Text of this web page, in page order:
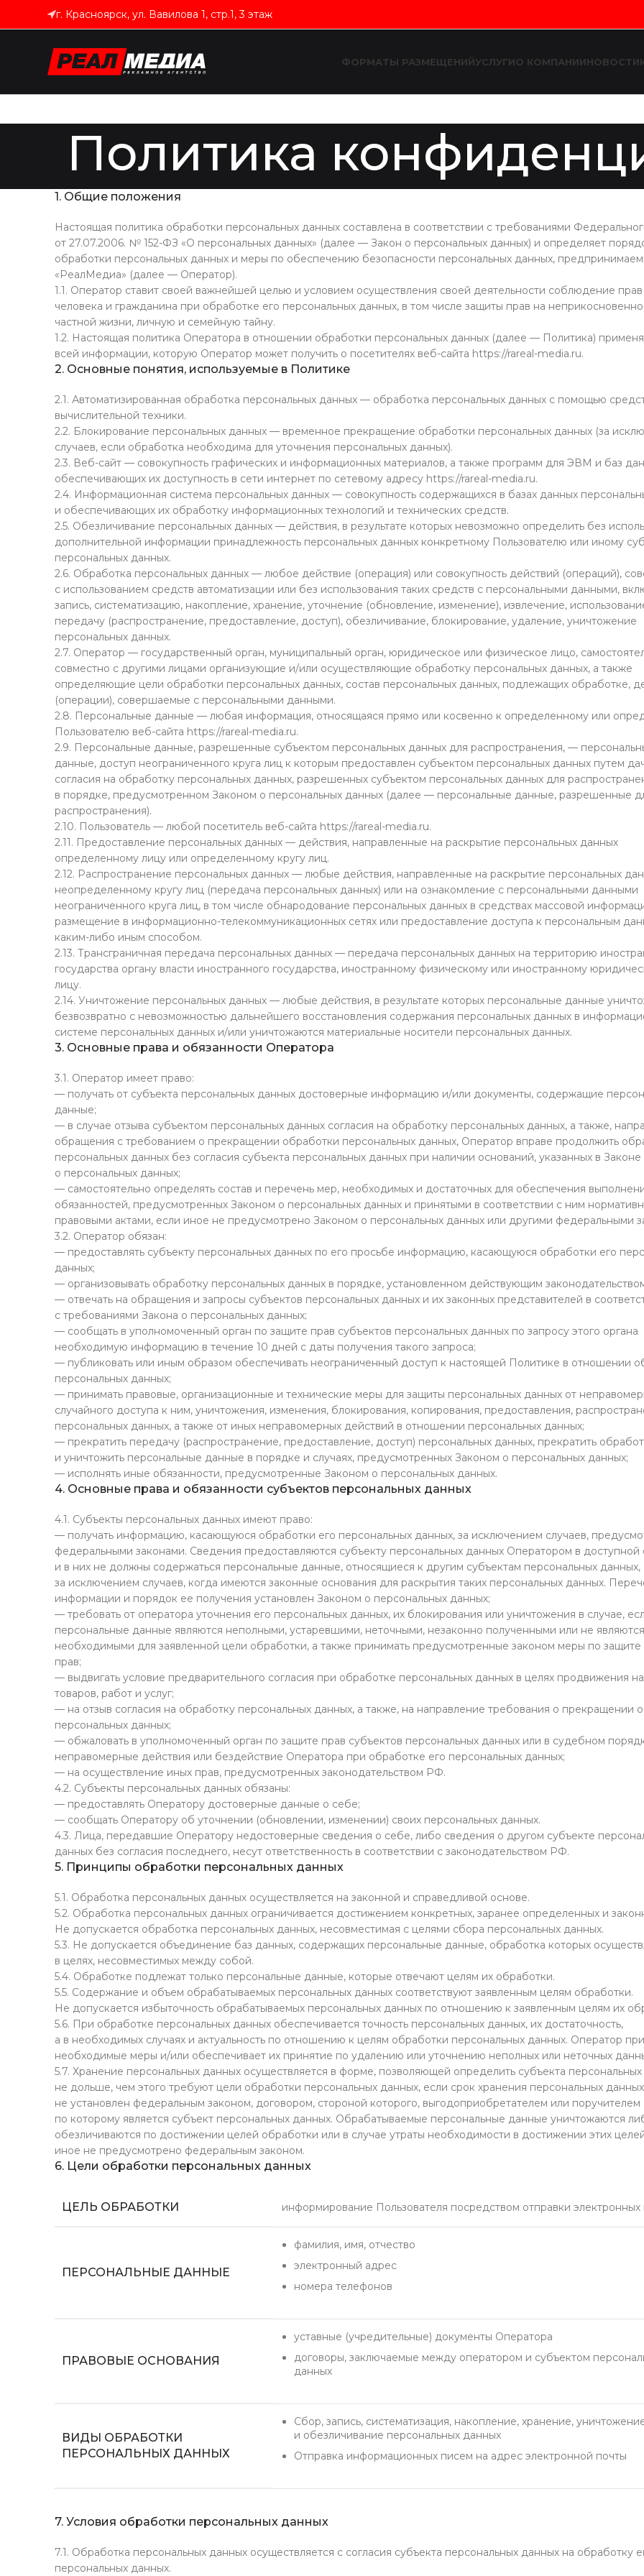
г. Красноярск, ул. Вавилова 1, стр.1, 3 этаж
ФОРМАТЫ РАЗМЕЩЕНИЙ
Красной Армии 109, в
Стоимость размещения
Стоимость размещения
Стоимость размещения
Матросова, 11
Стоимость размещения
УСЛУГИО КОМПАНИИНОВОСТИ
Политика
1. Общие положения
Настоящая политика обработки персональных данных составлена в соответствии с требованиями
от 27.07.2006. № 152-ФЗ «О персональных данных» (далее — Закон о персональных данных) и определяет
обработки персональных данных и меры по обеспечению безопасности персональных данных,
«РеалМедиа» (далее — Оператор).
1.1. Оператор ставит своей важнейшей целью и условием осуществления своей деятельности соблюдение
человека и гражданина при обработке его персональных данных, в том числе защиты прав на
частной жизни, личную и семейную тайну.
1.2. Настоящая политика Оператора в отношении обработки персональных данных (далее — Политика)
всей информации, которую Оператор может получить о посетителях веб-сайта https://rareal-media.ru.
2. Основные понятия, используемые в Политике
2.1. Автоматизированная обработка персональных данных — обработка персональных данных с помощью
вычислительной техники.
2.2. Блокирование персональных данных — временное прекращение обработки персональных данных (за
случаев, если обработка необходима для уточнения персональных данных).
2.3. Веб-сайт — совокупность графических и информационных материалов, а также программ для ЭВМ и баз
обеспечивающих их доступность в сети интернет по сетевому адресу https://rareal-media.ru.
2.4. Информационная система персональных данных — совокупность содержащихся в базах данных
и обеспечивающих их обработку информационных технологий и технических средств.
2.5. Обезличивание персональных данных — действия, в результате которых невозможно определить без
дополнительной информации принадлежность персональных данных конкретному Пользователю или иному
персональных данных.
2.6. Обработка персональных данных — любое действие (операция) или совокупность действий (операций),
с использованием средств автоматизации или без использования таких средств с персональными данными,
запись, систематизацию, накопление, хранение, уточнение (обновление, изменение), извлечение,
передачу (распространение, предоставление, доступ), обезличивание, блокирование, удаление, уничтожение
персональных данных.
2.7. Оператор — государственный орган, муниципальный орган, юридическое или физическое лицо,
совместно с другими лицами организующие и/или осуществляющие обработку персональных данных, а также
определяющие цели обработки персональных данных, состав персональных данных, подлежащих обработке,
(операции), совершаемые с персональными данными.
2.8. Персональные данные — любая информация, относящаяся прямо или косвенно к определенному или
Пользователю веб-сайта https://rareal-media.ru.
2.9. Персональные данные, разрешенные субъектом персональных данных для распространения, —
данные, доступ неограниченного круга лиц к которым предоставлен субъектом персональных данных путем
согласия на обработку персональных данных, разрешенных субъектом персональных данных для
в порядке, предусмотренном Законом о персональных данных (далее — персональные данные, разрешенные
распространения).
2.10. Пользователь — любой посетитель веб-сайта https://rareal-media.ru.
2.11. Предоставление персональных данных — действия, направленные на раскрытие персональных данных
определенному лицу или определенному кругу лиц.
2.12. Распространение персональных данных — любые действия, направленные на раскрытие персональных
неопределенному кругу лиц (передача персональных данных) или на ознакомление с персональными данными
неограниченного круга лиц, в том числе обнародование персональных данных в средствах массовой
размещение в информационно-телекоммуникационных сетях или предоставление доступа к персональным
каким-либо иным способом.
2.13. Трансграничная передача персональных данных — передача персональных данных на территорию
государства органу власти иностранного государства, иностранному физическому или иностранному
лицу.
2.14. Уничтожение персональных данных — любые действия, в результате которых персональные данные
безвозвратно с невозможностью дальнейшего восстановления содержания персональных данных в
системе персональных данных и/или уничтожаются материальные носители персональных данных.
3. Основные права и обязанности Оператора
3.1. Оператор имеет право:
— получать от субъекта персональных данных достоверные информацию и/или документы, содержащие
данные;
— в случае отзыва субъектом персональных данных согласия на обработку персональных данных, а также,
обращения с требованием о прекращении обработки персональных данных, Оператор вправе продолжить
персональных данных без согласия субъекта персональных данных при наличии оснований, указанных в Законе
о персональных данных;
— самостоятельно определять состав и перечень мер, необходимых и достаточных для обеспечения
обязанностей, предусмотренных Законом о персональных данных и принятыми в соответствии с ним
правовыми актами, если иное не предусмотрено Законом о персональных данных или другими федеральными
3.2. Оператор обязан:
— предоставлять субъекту персональных данных по его просьбе информацию, касающуюся обработки его
данных;
— организовывать обработку персональных данных в порядке, установленном действующим
— отвечать на обращения и запросы субъектов персональных данных и их законных представителей в
с требованиями Закона о персональных данных;
— сообщать в уполномоченный орган по защите прав субъектов персональных данных по запросу этого органа
необходимую информацию в течение 10 дней с даты получения такого запроса;
— публиковать или иным образом обеспечивать неограниченный доступ к настоящей Политике в отношении
персональных данных;
— принимать правовые, организационные и технические меры для защиты персональных данных от
случайного доступа к ним, уничтожения, изменения, блокирования, копирования, предоставления,
персональных данных, а также от иных неправомерных действий в отношении персональных данных;
— прекратить передачу (распространение, предоставление, доступ) персональных данных, прекратить
и уничтожить персональные данные в порядке и случаях, предусмотренных Законом о персональных данных;
— исполнять иные обязанности, предусмотренные Законом о персональных данных.
4. Основные права и обязанности субъектов персональных данных
4.1. Субъекты персональных данных имеют право:
— получать информацию, касающуюся обработки его персональных данных, за исключением случаев,
федеральными законами. Сведения предоставляются субъекту персональных данных Оператором в
и в них не должны содержаться персональные данные, относящиеся к другим субъектам персональных данных,
за исключением случаев, когда имеются законные основания для раскрытия таких персональных данных.
информации и порядок ее получения установлен Законом о персональных данных;
— требовать от оператора уточнения его персональных данных, их блокирования или уничтожения в случае,
персональные данные являются неполными, устаревшими, неточными, незаконно полученными или не являются
необходимыми для заявленной цели обработки, а также принимать предусмотренные законом меры по защите
прав;
— выдвигать условие предварительного согласия при обработке персональных данных в целях продвижения
товаров, работ и услуг;
— на отзыв согласия на обработку персональных данных, а также, на направление требования о прекращении
персональных данных;
— обжаловать в уполномоченный орган по защите прав субъектов персональных данных или в судебном
неправомерные действия или бездействие Оператора при обработке его персональных данных;
— на осуществление иных прав, предусмотренных законодательством РФ.
4.2. Субъекты персональных данных обязаны:
— предоставлять Оператору достоверные данные о себе;
— сообщать Оператору об уточнении (обновлении, изменении) своих персональных данных.
4.3. Лица, передавшие Оператору недостоверные сведения о себе, либо сведения о другом субъекте
данных без согласия последнего, несут ответственность в соответствии с законодательством РФ.
5. Принципы обработки персональных данных
5.1. Обработка персональных данных осуществляется на законной и справедливой основе.
5.2. Обработка персональных данных ограничивается достижением конкретных, заранее определенных и
Не допускается обработка персональных данных, несовместимая с целями сбора персональных данных.
5.3. Не допускается объединение баз данных, содержащих персональные данные, обработка которых
в целях, несовместимых между собой.
5.4. Обработке подлежат только персональные данные, которые отвечают целям их обработки.
5.5. Содержание и объем обрабатываемых персональных данных соответствуют заявленным целям обработки.
Не допускается избыточность обрабатываемых персональных данных по отношению к заявленным целям их
5.6. При обработке персональных данных обеспечивается точность персональных данных, их достаточность,
а в необходимых случаях и актуальность по отношению к целям обработки персональных данных. Оператор
необходимые меры и/или обеспечивает их принятие по удалению или уточнению неполных или неточных
5.7. Хранение персональных данных осуществляется в форме, позволяющей определить субъекта
не дольше, чем этого требуют цели обработки персональных данных, если срок хранения персональных данных
не установлен федеральным законом, договором, стороной которого, выгодоприобретателем или поручителем
по которому является субъект персональных данных. Обрабатываемые персональные данные уничтожаются
обезличиваются по достижении целей обработки или в случае утраты необходимости в достижении этих
иное не предусмотрено федеральным законом.
6. Цели обработки персональных данных
ЦЕЛЬ ОБРАБОТКИ информирование Пользователя посредством отправки электронных
ПЕРСОНАЛЬНЫЕ ДАННЫЕ
фамилия, имя, отчество
электронный адрес
номера телефонов
ПРАВОВЫЕ ОСНОВАНИЯ
уставные (учредительные) документы Оператора
договоры, заключаемые между оператором и субъектом
данных
ВИДЫ ОБРАБОТКИ
ПЕРСОНАЛЬНЫХ ДАННЫХ
Сбор, запись, систематизация, накопление, хранение,
и обезличивание персональных данных
Отправка информационных писем на адрес электронной почты
7. Условия обработки персональных данных
7.1. Обработка персональных данных осуществляется с согласия субъекта персональных данных на обработку
персональных данных.